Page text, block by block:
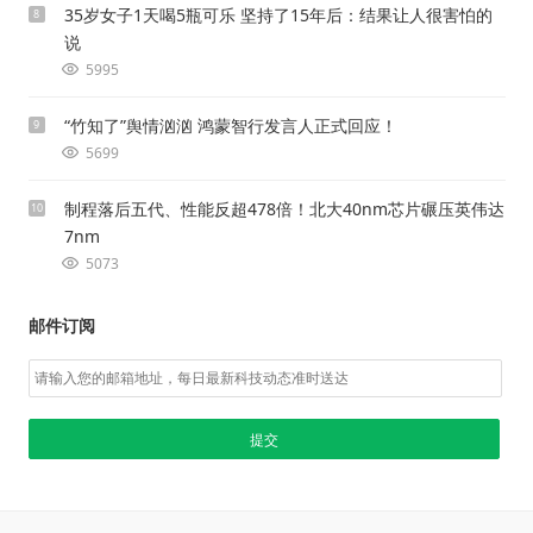
8
35岁女子1天喝5瓶可乐 坚持了15年后：结果让人很害怕的
说
5995
9 “竹知了”舆情汹汹 鸿蒙智行发言人正式回应！
5699
10
制程落后五代、性能反超478倍！北大40nm芯片碾压英伟达
7nm
5073
邮件订阅